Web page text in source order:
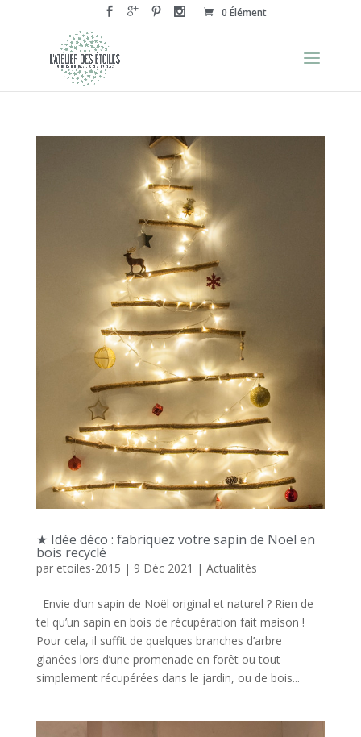
0 Élément
★ Idée déco : fabriquez votre sapin de Noël en
bois recyclé
par etoiles-2015 | 9 Déc 2021 | Actualités
Envie d’un sapin de Noël original et naturel ? Rien de
tel qu’un sapin en bois de récupération fait maison !
Pour cela, il suffit de quelques branches d’arbre
glanées lors d’une promenade en forêt ou tout
simplement récupérées dans le jardin, ou de bois...